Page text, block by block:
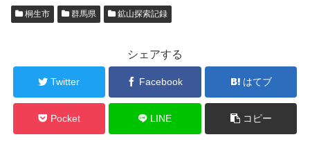
桐生市 群馬県 鉱山探索記録
シェアする
Twitter Facebook はてブ
Pocket LINE コピー